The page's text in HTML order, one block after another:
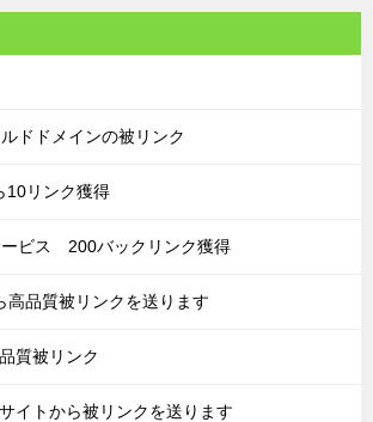
ドドメインの被リンク
10リンク獲得
ービス 200バックリンク獲得
高品質被リンクを送ります
質被リンク
イトから被リンクを送ります